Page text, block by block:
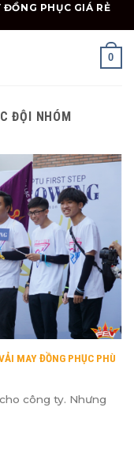
PHỤC GIÁ RẺ
0
ĐỘI NHÓM
MAY ĐỒNG PHỤC PHÙ
công ty. Nhưng